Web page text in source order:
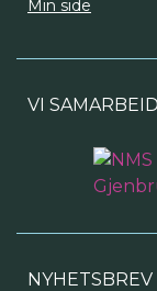
Min side
VI
NYHETSBREV